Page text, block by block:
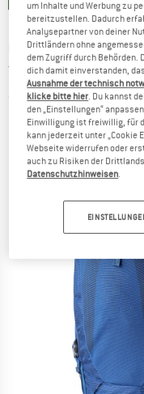
GREGORY -
Trekkingrucksack
(0)
um Inhalte und Werbung zu
bereitzustellen. Dadurch
Analysepartner von deiner
Drittländern ohne
dem Zugriff durch Behörden.
dich damit einverstanden,
Ausnahme der technisch
klicke bitte hier . Du kannst
den „Einstellungen“
Einwilligung ist freiwillig, für
kann jederzeit unter „Cookie
Webseite widerrufen oder
auch zu Risiken der
Datenschutzhinweisen